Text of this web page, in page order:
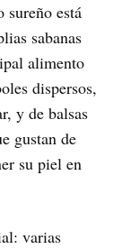
está
sabanas
alimento
dispersos,
y de balsas
gustan de
su piel en
varias